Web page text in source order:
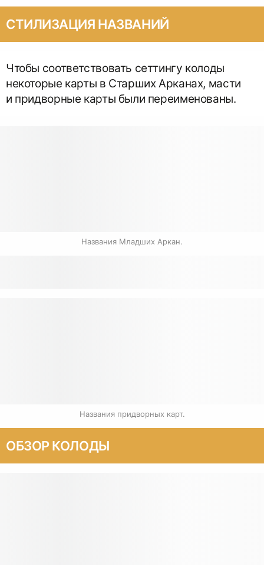
СТИЛИЗАЦИЯ НАЗВАНИЙ
Чтобы соответствовать сеттингу колоды
некоторые карты в Старших Арканах, масти
и придворные карты были переименованы.
Названия Младших Аркан.
Названия придворных карт.
ОБЗОР КОЛОДЫ